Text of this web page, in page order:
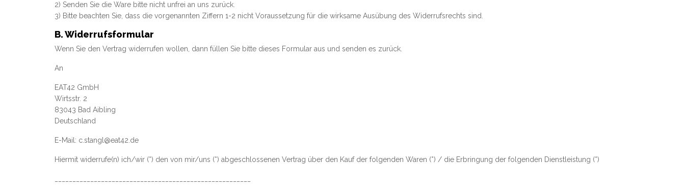
2) Senden Sie die Ware bitte nicht unfrei an uns zurück.
3) Bitte beachten Sie, dass die vorgenannten Ziffern 1-2 nicht Voraussetzung für die wirksame Ausübung des Widerrufsrechts sind.
B. Widerrufsformular
Wenn Sie den Vertrag widerrufen wollen, dann füllen Sie bitte dieses Formular aus und senden es zurück.
An
EAT42 GmbH
Wirtsstr. 2
83043 Bad Aibling
Deutschland
E-Mail: c.stangl@eat42.de
Hiermit widerrufe(n) ich/wir (*) den von mir/uns (*) abgeschlossenen Vertrag über den Kauf der folgenden Waren (*) / die Erbringung der folgenden Dienstleistung (*)